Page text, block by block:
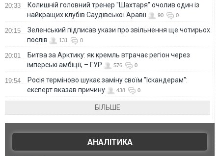
20:33
Колишній головний тренер "Шахтаря" очолив один із
найкращих клубів Саудівської Аравії
90 0
20:15
Зеленський підписав укази про звільнення ще чотирьох
послів
131 0
20:01
Битва за Арктику: як кремль втрачає регіон через
імперські амбіції, – ГУР
576 0
19:54
Росія терміново шукає заміну своїм "Іскандерам":
експерт вказав причину
438 0
БІЛЬШЕ
АНАЛІТИКА